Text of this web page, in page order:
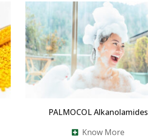
PALMOCOL Alkanolamides
Know More